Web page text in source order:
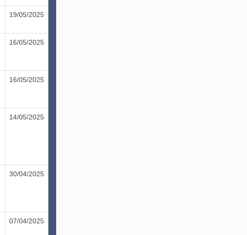
19/05/2025
16/05/2025
16/05/2025
14/05/2025
30/04/2025
07/04/2025